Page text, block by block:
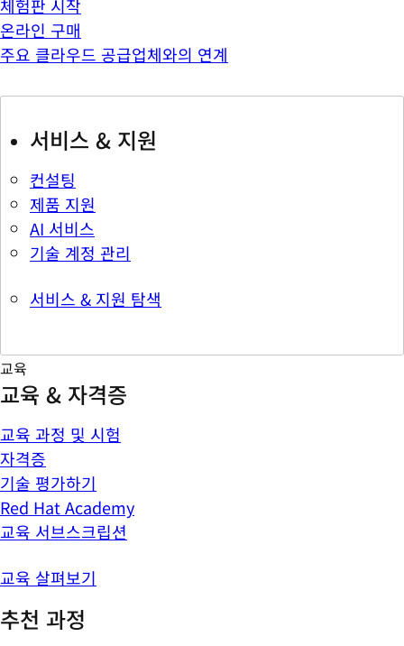
체험판 시작
온라인 구매
주요 클라우드 공급업체와의 연계
서비스 & 지원
컨설팅
제품 지원
AI 서비스
기술 계정 관리
서비스 & 지원 탐색
교육
교육 & 자격증
교육 과정 및 시험
자격증
기술 평가하기
Red Hat Academy
교육 서브스크립션
교육 살펴보기
추천 과정